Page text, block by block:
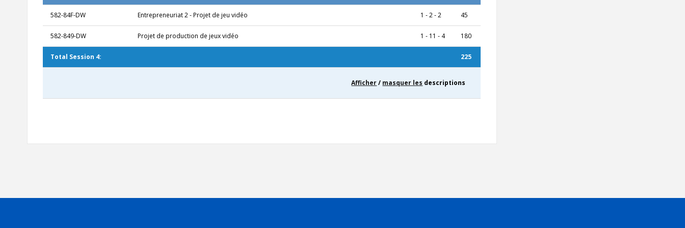
582-84F-DW Entrepreneuriat 2 - Projet de jeu vidéo 1 - 2 - 2 45
582-849-DW Projet de production de jeux vidéo 1 - 11 - 4 180
Total Session 4: 225
Afficher/ masquer les descriptions